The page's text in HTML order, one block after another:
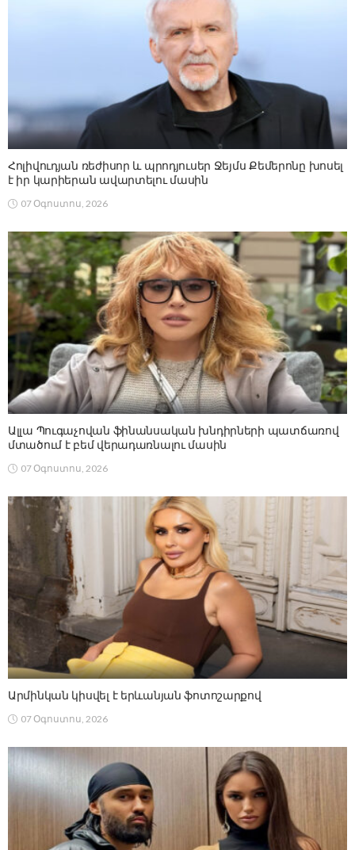
Հոլիվուդյան ռեժիսոր և պրոդյուսեր Ջեյմս Քեմերոնը խոսել
է իր կարիերան ավարտելու մասին
07 Օգոստոս, 2026
Ալլա Պուգաչովան ֆինանսական խնդիրների պատճառով
մտածում է բեմ վերադառնալու մասին
07 Օգոստոս, 2026
Արմինկան կիսվել է երևանյան ֆոտոշարքով
07 Օգոստոս, 2026